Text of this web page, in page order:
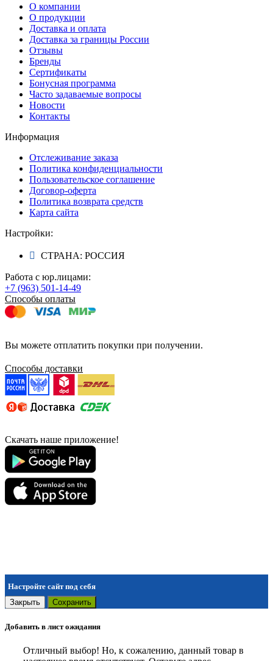
О компании
О продукции
Доставка и оплата
Доставка за границы России
Отзывы
Бренды
Сертификаты
Бонусная программа
Часто задаваемые вопросы
Новости
Контакты
Информация
Отслеживание заказа
Политика конфиденциальности
Пользовательское соглашение
Договор-оферта
Политика возврата средств
Карта сайта
Настройки:
СТРАНА: РОССИЯ
Работа с юр.лицами:
+7 (963) 501-14-49
Способы оплаты
Вы можете отплатить покупки при получении.
Способы доставки
Скачать наше приложение!
Настройте сайт под себя
Закрыть
Сохранить
Добавить в лист ожидания
Отличный выбор! Но, к сожалению, данный товар в